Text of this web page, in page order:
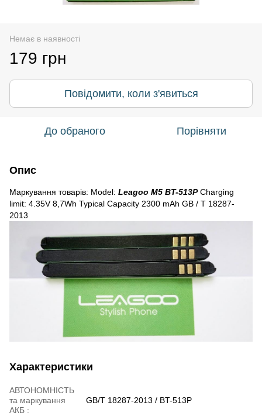
Немає в наявності
179 грн
Повідомити, коли з'явиться
До обраного Порівняти
Опис
Маркування товарів: Model: Leagoo M5 BT-513PCharging
limit: 4.35V 8,7Wh Typical Capacity 2300 mAh GB / T 18287-
2013
Характеристики
АВТОНОМНІСТЬ
та маркування
АКБ :
GB/T 18287-2013 / BT-513P